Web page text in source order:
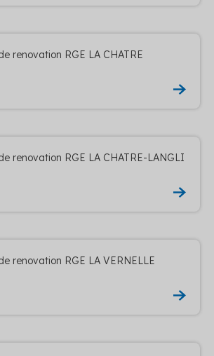
renovation RGE LA CHATRE
renovation RGE LA CHATRE-LANGLI
renovation RGE LA VERNELLE